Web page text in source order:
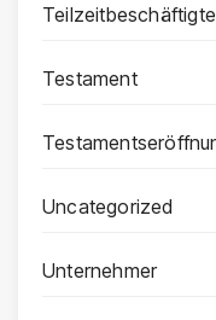
Teilzeitbeschäftigte
Testament
Uncategorized
Unternehmer